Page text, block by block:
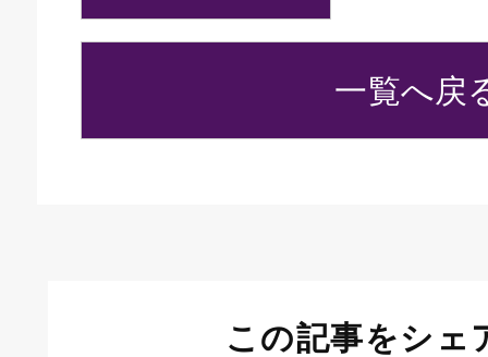
一覧へ戻
この記事をシェ